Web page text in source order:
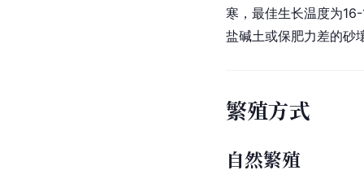
寒，最佳生长温度为
盐碱土或保肥力差的砂
繁殖方式
自然繁殖